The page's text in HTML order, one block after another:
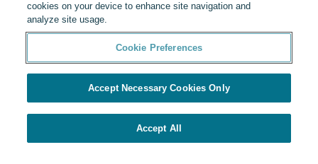
cookies on your device to enhance site navigation and
analyze site usage.
Cookie Preferences
Accept Necessary Cookies Only
Accept All